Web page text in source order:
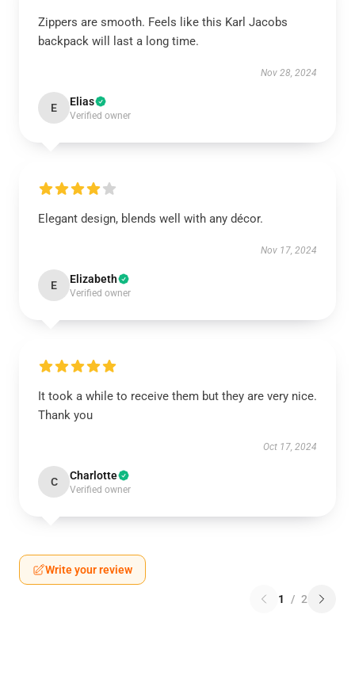
Zippers are smooth. Feels like this Karl Jacobs
backpack will last a long time.
Nov 28, 2024
E Elias
Verified owner
Elegant design, blends well with any décor.
Nov 17, 2024
E Elizabeth
Verified owner
It took a while to receive them but they are very nice.
Thank you
Oct 17, 2024
C Charlotte
Verified owner
Write your review
1 / 2